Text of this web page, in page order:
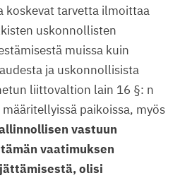
koskevat tarvetta ilmoittaa
uskonnollisten
muissa kuin
ja uskonnollisista
liittovaltion lain 16 §: n
paikoissa, myös
vastuun
vaatimuksen
olisi